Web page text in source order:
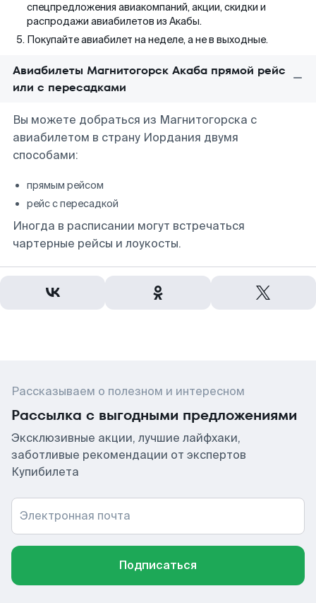
спецпредложения авиакомпаний, акции, скидки и
распродажи авиабилетов из Акабы.
Покупайте авиабилет на неделе, а не в выходные.
Авиабилеты Магнитогорск Акаба прямой рейс
или с пересадками
Вы можете добраться из Магнитогорска с
авиабилетом в страну Иордания двумя
способами:
прямым рейсом
рейс с пересадкой
Иногда в расписании могут встречаться
чартерные рейсы и лоукосты.
Рассказываем о полезном и интересном
Рассылка с выгодными предложениями
Эксклюзивные акции, лучшие лайфхаки,
заботливые рекомендации от экспертов
Купибилета
Электронная почта
Подписаться